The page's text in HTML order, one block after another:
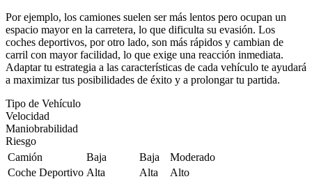
Por ejemplo, los camiones suelen ser más lentos pero ocupan un
espacio mayor en la carretera, lo que dificulta su evasión. Los
coches deportivos, por otro lado, son más rápidos y cambian de
carril con mayor facilidad, lo que exige una reacción inmediata.
Adaptar tu estrategia a las características de cada vehículo te ayudará
a maximizar tus posibilidades de éxito y a prolongar tu partida.
Tipo de Vehículo
Velocidad
Maniobrabilidad
Riesgo
Camión
Baja Baja
Moderado
Coche Deportivo Alta Alta
Alto